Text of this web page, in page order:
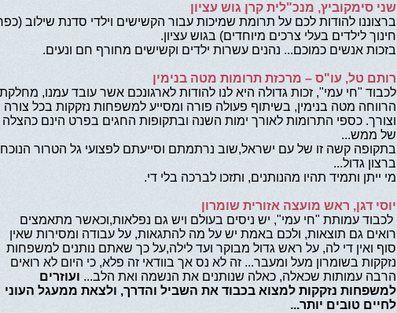
שני סימקוביץ, מנכ"לית קרן גוש עציון
ברצוננו להודות לכם על תרומת שמיכות עבור הקשישים וילדי סדנת שילוב
חינוך לילדים בעלי צרכים מיוחדים) בגוש עציון.
בזכות אנשים כמוכם... נהנים עשרות ילדים וקשישים מחורף חם ונעים.
רותם טל, עו"ס – מרכזת תרומות מטה בנימין
לכבוד "חי עמי", זכות גדולה היא לנו להודות לארגונכם אשר עובד עמנו, מחלקת
הרווחה מטה בנימין, בשיתוף פעולה פורה ומסייע למשפחות נזקקות בכל צורה
וצורך. כספי התרומות לאורך ימות השנה ובתקופות החגים בפרט הינם כהצלה
של ממש...
בתקופה קשה זו של עם ישראל,שוב נרתמתם וסייעתם לפצועי גל הטרור
ברצון גדול...
מי ייתן ותמיד תהיו מהנותנים, ותזכו לברכה בלי די.
יוסי דגן, ראש מועצה אזורית שומרון
לכבוד עמותת "חי עמי", יש ניסים בעולם ויש גם נפלאות,וכאשר מתאמצים
רואים גם תוצאות, ולכם באמת יש על מה להתגאות, על עבודה ומסירות שאין
סוף ואין די לה, על ראש גדול מבוקר ועד לילה,על כך שאתם נותנים למשפחות
נזקקות בשומרון מעל ומעבר... זה לא נס אך בוודאי זה פלא, כי היום לא רואים
הרבה עמותות שכאלה, כאלה שנותנים את הנשמה ואת הלב... ועוזרים
למשפחות נזקקות למצוא בכבוד את השביל והדרך, ולצאת ממעגל העוני
לחיים טובים יותר...